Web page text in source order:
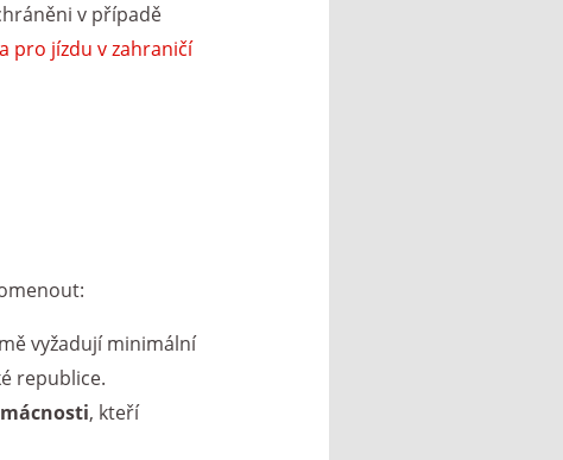
v případě
pro jízdu v zahraničí
vyžadují minimální
republice.
, kteří